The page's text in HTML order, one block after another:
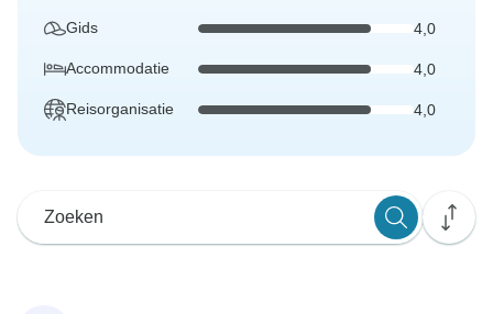
Gids 4,0
Accommodatie 4,0
Reisorganisatie 4,0